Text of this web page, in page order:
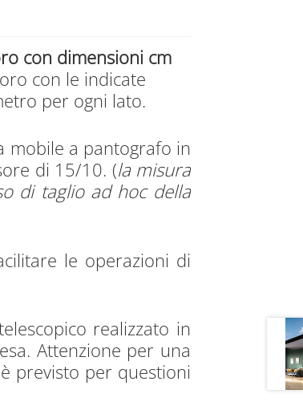
con dimensioni cm
con le indicate
per ogni lato.
mobile a pantografo in
di 15/10. (la misura
di taglio ad hoc della
le operazioni di
realizzato in
Attenzione per una
previsto per questioni